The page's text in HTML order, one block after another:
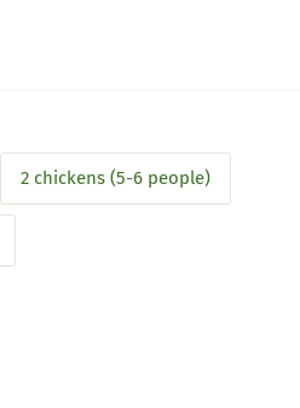
2 chickens (5-6 people)